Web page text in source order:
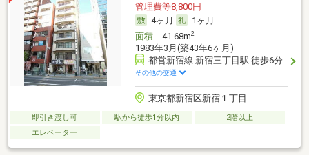
管理費等8,800円
4ヶ月
1ヶ月
面積41.68m2
1983年3月(築43年6ヶ月)
都営新宿線 新宿三丁目駅 徒歩6分
その他の交通
東京都新宿区新宿１丁目
即引き渡し可 駅から徒歩1分以内
2階以上
エレベーター